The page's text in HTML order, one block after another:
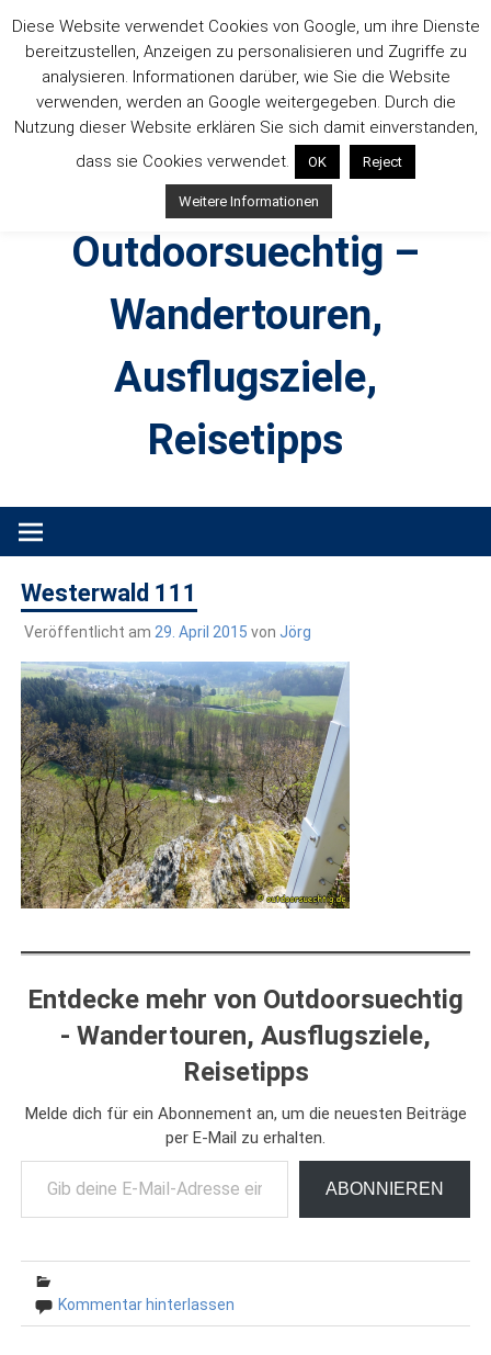
Inhalt
springen
Outdoorsuechtig –
Wandertouren,
Ausflugsziele,
Reisetipps
Produkttests und Buchrezensionen. Ein Blog für alle, die gern
Westerwald 111
Veröffentlicht am 29. April 2015 von Jörg
Entdecke mehr von Outdoorsuechtig
- Wandertouren, Ausflugsziele,
Reisetipps
Melde dich für ein Abonnement an, um die neuesten Beiträge
per E-Mail zu erhalten.
Gib deine E-Mail-Adresse ein ...
ABONNIEREN
Kommentar hinterlassen
Diese Website verwendet Cookies von Google, um ihre Dienste
bereitzustellen, Anzeigen zu personalisieren und Zugriffe zu
analysieren. Informationen darüber, wie Sie die Website
verwenden, werden an Google weitergegeben. Durch die
Nutzung dieser Website erklären Sie sich damit einverstanden,
dass sie Cookies verwendet.
OK Reject
Weitere Informationen